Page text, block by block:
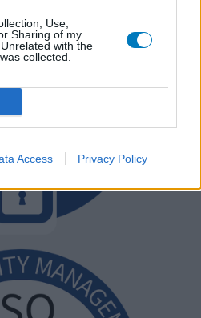
Use,
Sharing of my
with the
collected.
Access Privacy Policy